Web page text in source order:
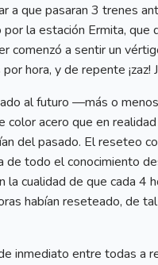
que pasaran 3 trenes
la estación Ermita,
comenzó a sentir un
hora, y de repente ¡zaz!
al futuro —más o
color acero que en
del pasado. El reseteo
todo el conocimiento
cualidad de que cada 4
habían reseteado, de
inmediato entre todas a